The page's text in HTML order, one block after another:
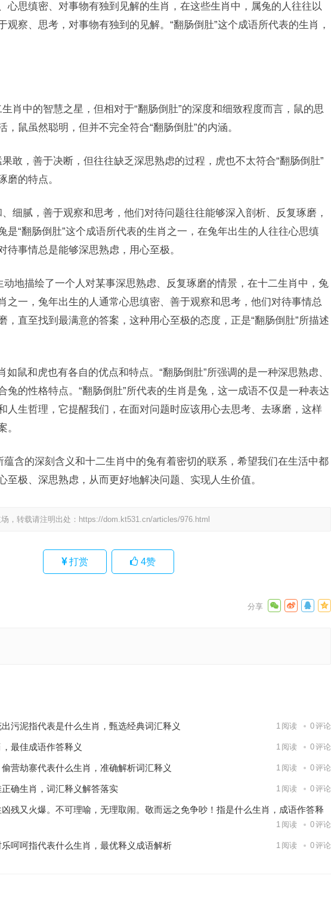
心思缜密、对事物有独到见解的生肖，在这些生肖中，属兔的人往往以
观察、思考，对事物有独到的见解。“翻肠倒肚”这个成语所代表的生肖，
肖中的智慧之星，但相对于“翻肠倒肚”的深度和细致程度而言，鼠的思
，鼠虽然聪明，但并不完全符合“翻肠倒肚”的内涵。
敢，善于决断，但往往缺乏深思熟虑的过程，虎也不太符合“翻肠倒肚”
磨的特点。
细腻，善于观察和思考，他们对待问题往往能够深入剖析、反复琢磨，
是“翻肠倒肚”这个成语所代表的生肖之一，在兔年出生的人往往心思缜
待事情总是能够深思熟虑，用心至极。
动地描绘了一个人对某事深思熟虑、反复琢磨的情景，在十二生肖中，兔
之一，兔年出生的人通常心思缜密、善于观察和思考，他们对待事情总
，直至找到最满意的答案，这种用心至极的态度，正是“翻肠倒肚”所描述
如鼠和虎也有各自的优点和特点。“翻肠倒肚”所强调的是一种深思熟虑、
兔的性格特点。“翻肠倒肚”所代表的生肖是兔，这一成语不仅是一种表达
人生哲理，它提醒我们，在面对问题时应该用心去思考、去琢磨，这样
。
蕴含的深刻含义和十二生肖中的兔有着密切的联系，希望我们在生活中都
至极、深思熟虑，从而更好地解决问题、实现人生价值。
，转载请注明出处： https://dom.kt531.cn/articles/976.html
打赏 4赞
污泥指代表是什么生肖，甄选经典词汇释义 1 阅读 0评论
最佳成语作答释义 1 阅读 0评论
营劫寨代表什么生肖，准确解析词汇释义 1 阅读 0评论
确生肖，词汇释义解答落实 1 阅读 0评论
残又火爆。不可理喻，无理取闹。敬而远之免争吵！指是什么生肖，成语作答释
1 阅读 0评论
呵呵指代表什么生肖，最优释义成语解析 1 阅读 0评论